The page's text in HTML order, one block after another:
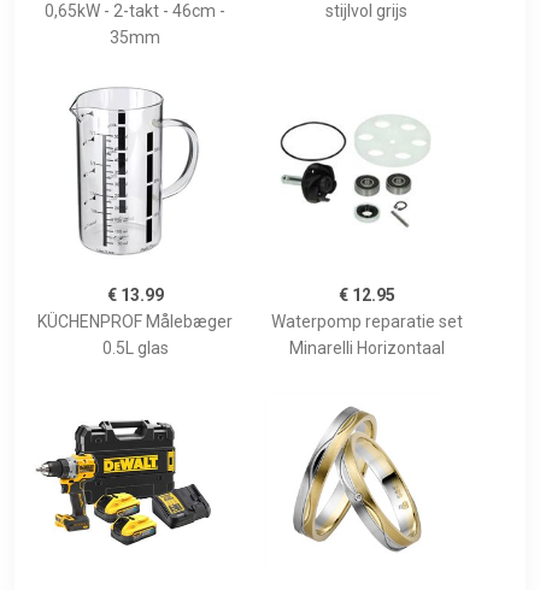
0,65kW - 2-takt - 46cm -
35mm
stijlvol grijs
€ 13.99
KÜCHENPROF Målebæger
0.5L glas
€ 12.95
Waterpomp reparatie set
Minarelli Horizontaal